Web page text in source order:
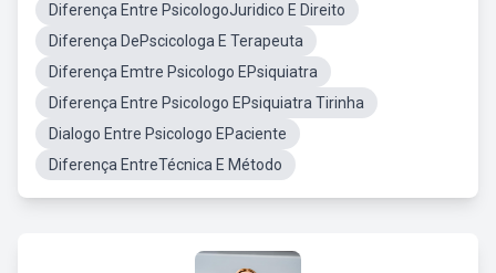
Diferença Entre PsicologoJuridico E Direito
Diferença DePscicologa E Terapeuta
Diferença Emtre Psicologo EPsiquiatra
Diferença Entre Psicologo EPsiquiatra Tirinha
Dialogo Entre Psicologo EPaciente
Diferença EntreTécnica E Método